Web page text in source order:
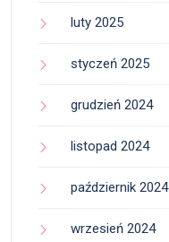
luty 2025
styczeń 2025
grudzień 2024
listopad 2024
październik 2024
wrzesień 2024